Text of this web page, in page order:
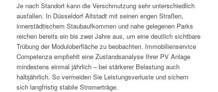
Je nach Standort kann die Verschmutzung sehr unterschiedlich
ausfallen. In Düsseldorf Altstadt mit seinen engen Straßen,
innerstädtischem Staubaufkommen und nahe gelegenen Parks
reichen bereits ein bis zwei Jahre aus, um eine deutlich sichtbare
Trübung der Moduloberfläche zu beobachten. Immobilienservice
Competenza empfiehlt eine Zustandsanalyse Ihrer PV Anlage
mindestens einmal jährlich – bei stärkerer Belastung auch
halbjährlich. So vermeiden Sie Leistungsverluste und sichern
sich langfristig stabile Stromerträge.